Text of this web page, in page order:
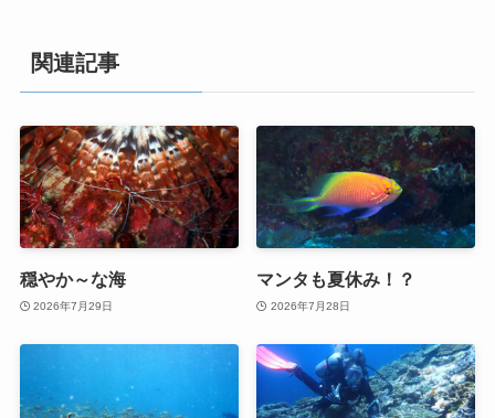
関連記事
穏やか～な海
2026年7月29日
マンタも夏休み！？
2026年7月28日